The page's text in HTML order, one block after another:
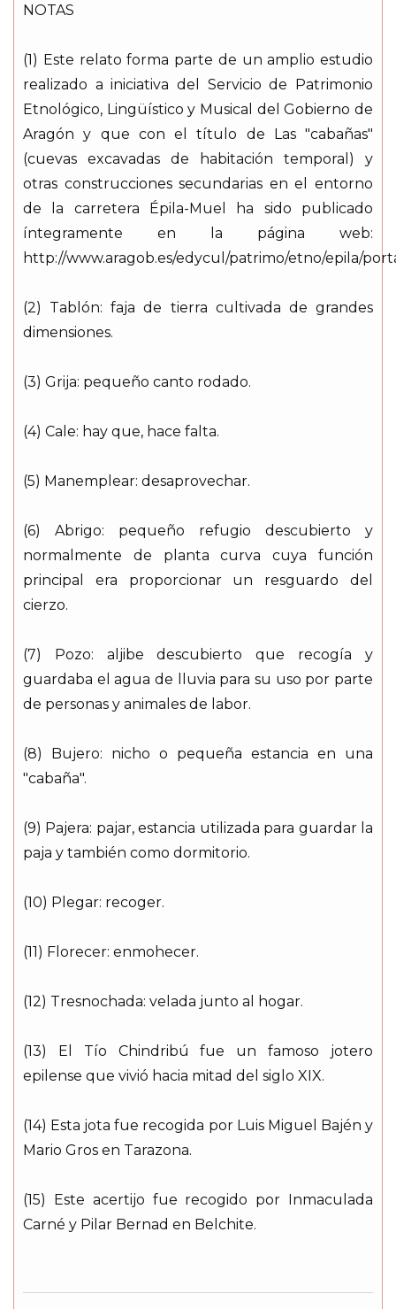
NOTAS
(1) Este relato forma parte de un amplio estudio
realizado a iniciativa del Servicio de Patrimonio
Etnológico, Lingüístico y Musical del Gobierno de
Aragón y que con el título de Las "cabañas"
(cuevas excavadas de habitación temporal) y
otras construcciones secundarias en el entorno
de la carretera Épila-Muel ha sido publicado
íntegramente en la página web:
http://www.aragob.es/edycul/patrimo/etno/epila/
(2) Tablón: faja de tierra cultivada de grandes
dimensiones.
(3) Grija: pequeño canto rodado.
(4) Cale: hay que, hace falta.
(5) Manemplear: desaprovechar.
(6) Abrigo: pequeño refugio descubierto y
normalmente de planta curva cuya función
principal era proporcionar un resguardo del
cierzo.
(7) Pozo: aljibe descubierto que recogía y
guardaba el agua de lluvia para su uso por parte
de personas y animales de labor.
(8) Bujero: nicho o pequeña estancia en una
"cabaña".
(9) Pajera: pajar, estancia utilizada para guardar la
paja y también como dormitorio.
(10) Plegar: recoger.
(11) Florecer: enmohecer.
(12) Tresnochada: velada junto al hogar.
(13) El Tío Chindribú fue un famoso jotero
epilense que vivió hacia mitad del siglo XIX.
(14) Esta jota fue recogida por Luis Miguel Bajén y
Mario Gros en Tarazona.
(15) Este acertijo fue recogido por Inmaculada
Carné y Pilar Bernad en Belchite.